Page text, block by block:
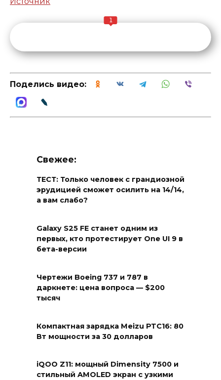
1
Поделись видео:
Свежее:
ТЕСТ: Только человек с грандиозной
эрудицией сможет осилить на 14/14,
а вам слабо?
Galaxy S25 FE станет одним из
первых, кто протестирует One UI 9 в
бета-версии
Чертежи Boeing 737 и 787 в
даркнете: цена вопроса — $200
тысяч
Компактная зарядка Meizu PTC16: 80
Вт мощности за 30 долларов
iQOO Z11: мощный Dimensity 7500 и
стильный AMOLED экран с узкими